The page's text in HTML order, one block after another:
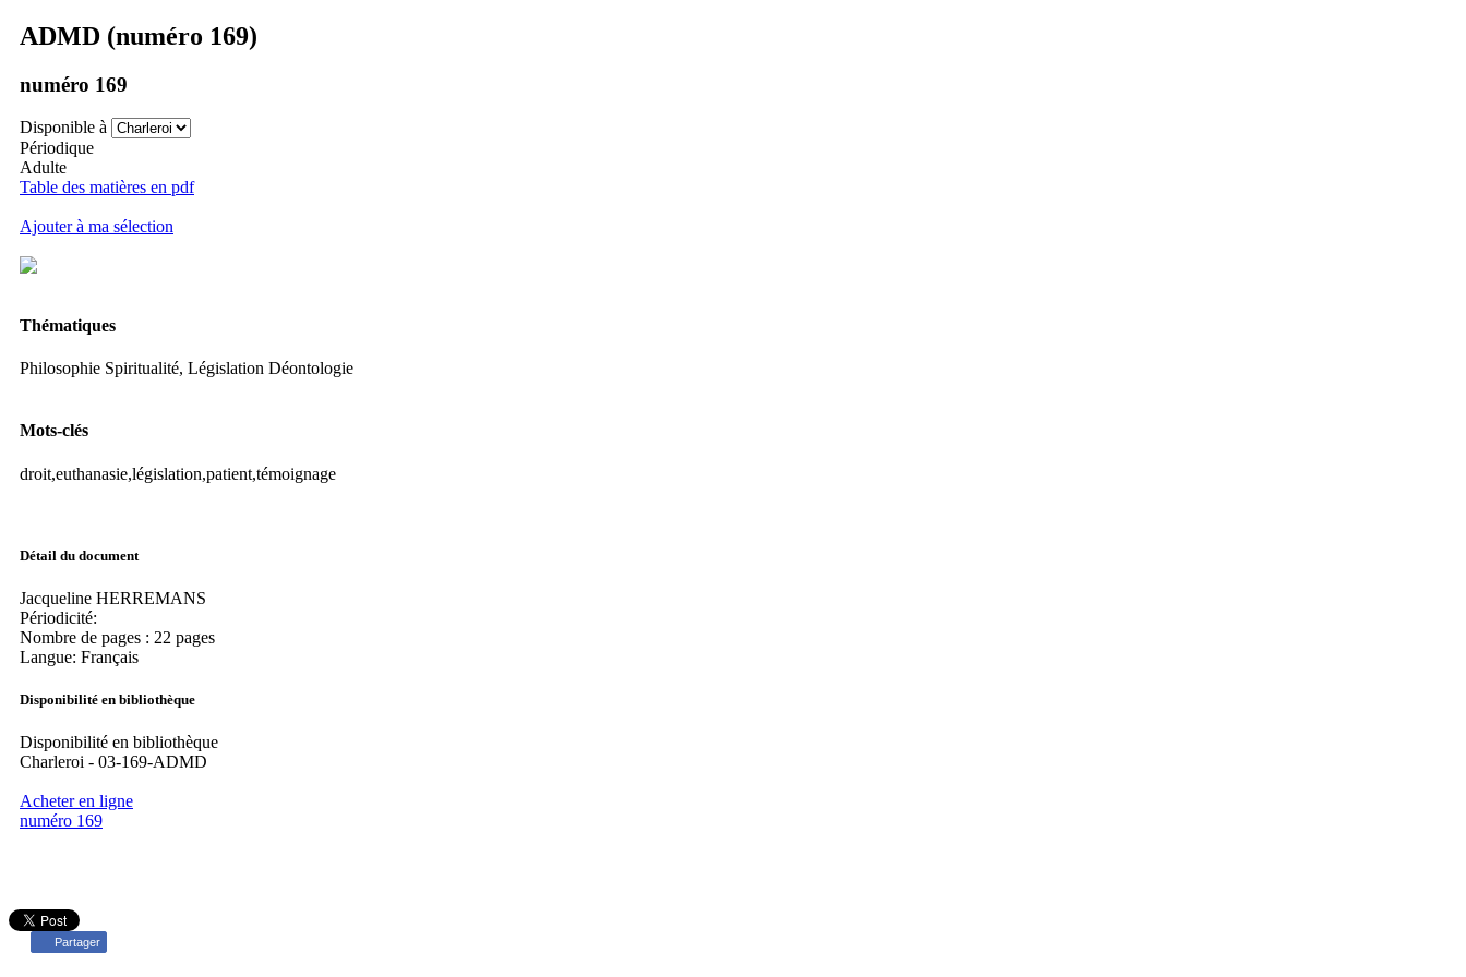
ADMD (numéro 169)
numéro 169
Disponible à
Périodique
Adulte
Table des matières en pdf
Ajouter à ma sélection
Thématiques
Philosophie Spiritualité, Législation Déontologie
Mots-clés
droit,euthanasie,législation,patient,témoignage
Détail du document
Jacqueline HERREMANS
Périodicité:
Nombre de pages : 22 pages
Langue: Français
Disponibilité en bibliothèque
Disponibilité en bibliothèque
Charleroi - 03-169-ADMD
Acheter en ligne
numéro 169
Partager